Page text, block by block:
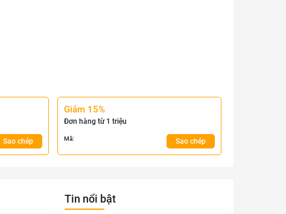
Sao chép
Giảm 15%
Đơn hàng từ 1 triệu
Mã: Sao chép
Tin nổi bật